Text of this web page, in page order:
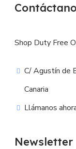
Shop Duty Free
C/ Agustín de
Canaria
Llámanos
Newsletter